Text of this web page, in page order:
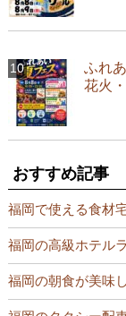
ふれ
花火
おすすめ記事
福岡で使える食材
福岡の高級ホテル
福岡の朝食が美味